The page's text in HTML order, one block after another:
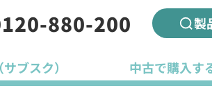
880-200 製
ブスク） 中古で購入す